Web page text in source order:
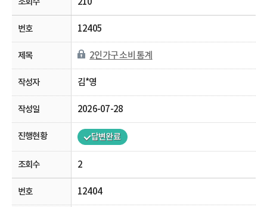
12405
2인가구 소비 통계
김*영
2026-07-28
답변완료
2
12404